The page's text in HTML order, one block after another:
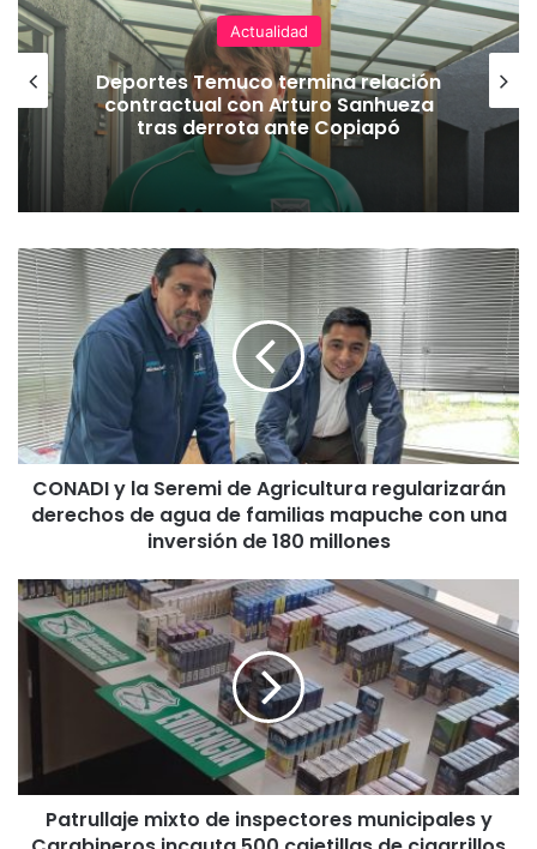
Actualidad
Deportes Temuco termina relación
contractual con Arturo Sanhueza
tras derrota ante Copiapó
C
O
N
A
D
I
y
l
a
m
i
c
CONADI y la Seremi de Agricultura regularizarán
derechos de agua de familias mapuche con una
inversión de 180 millones
P
a
j
Patrullaje mixto de inspectores municipales y